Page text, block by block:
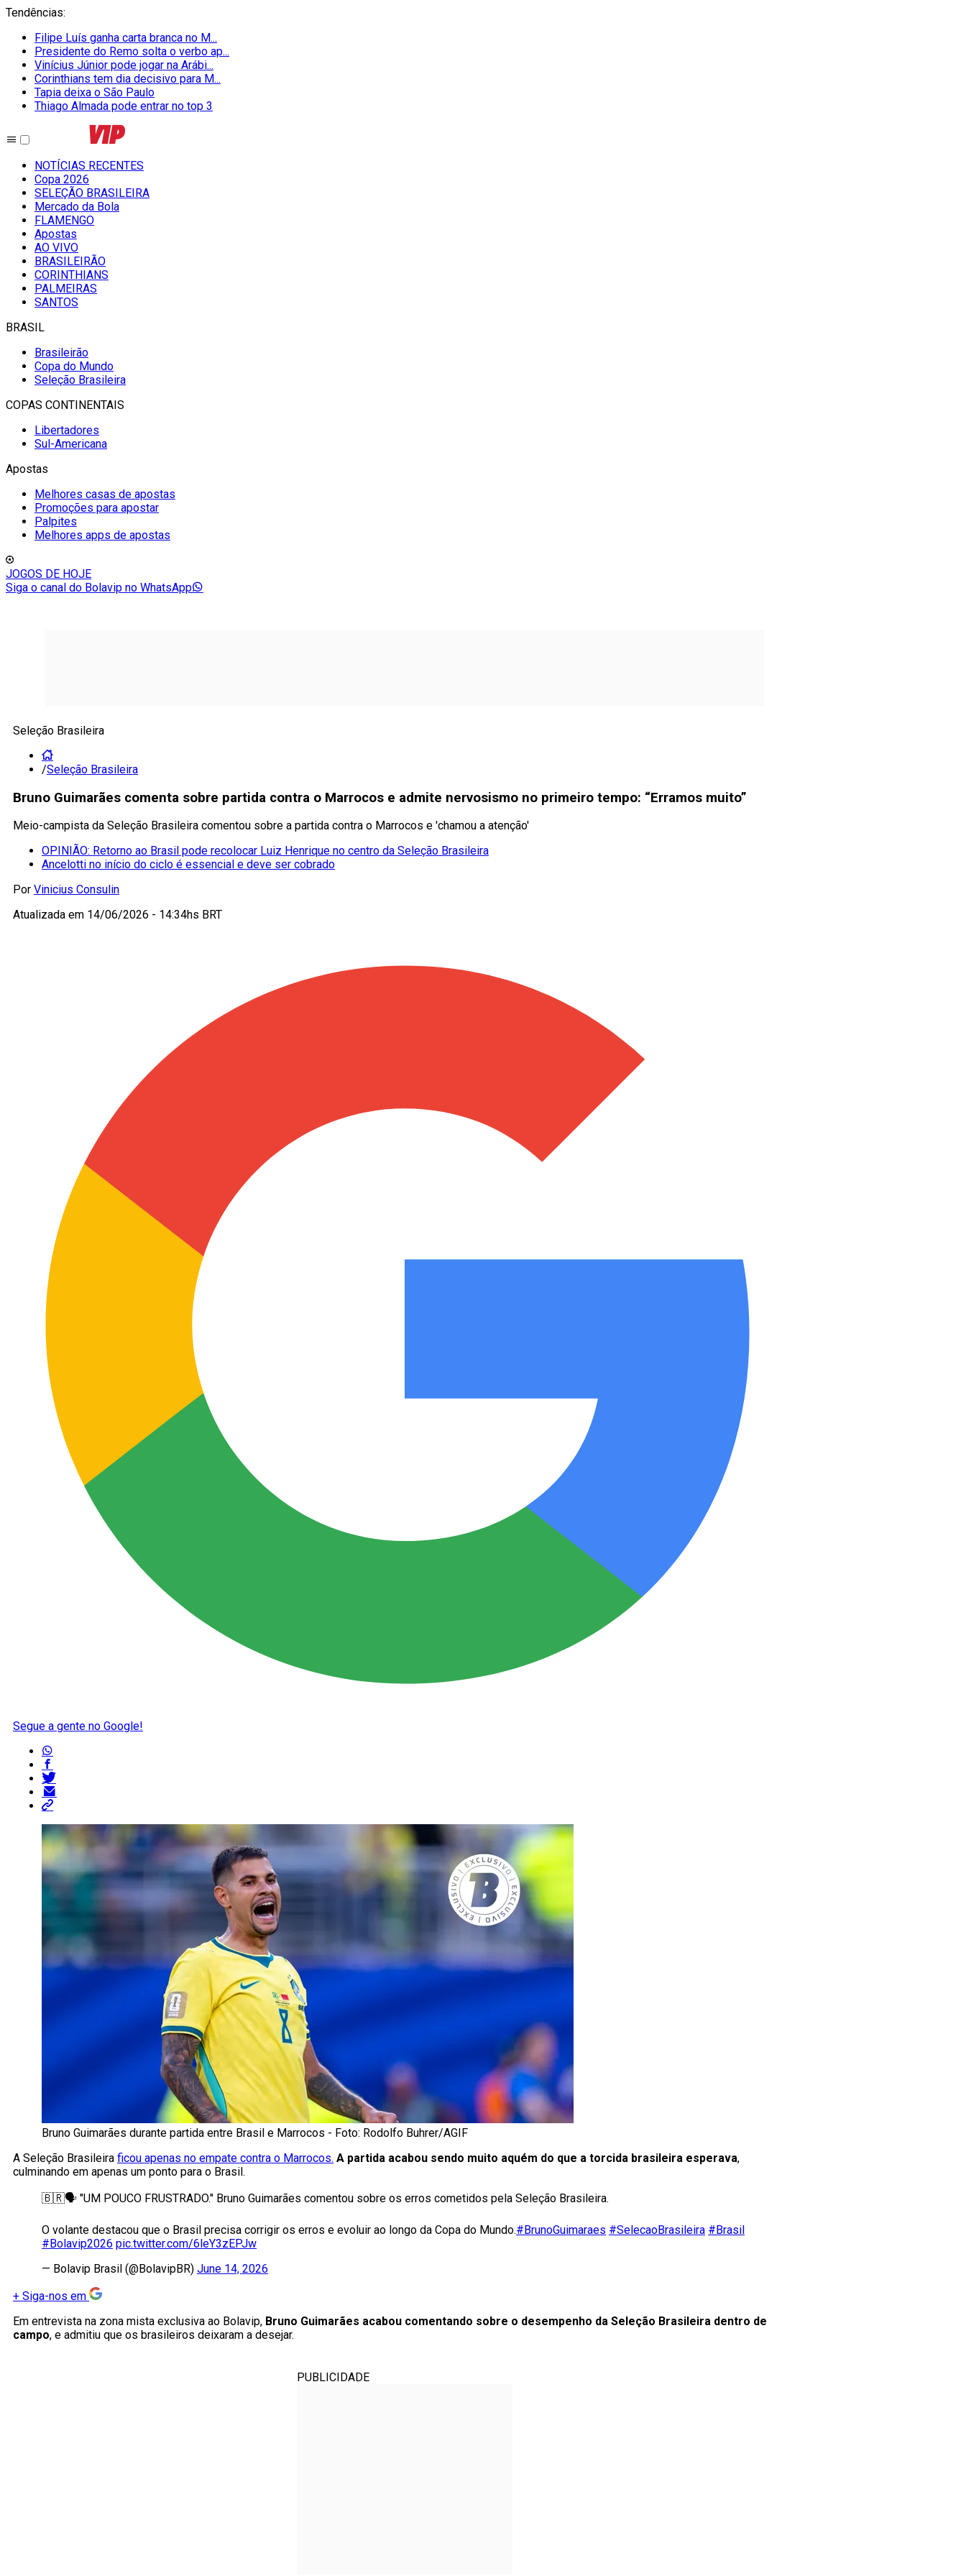
Tendências:
Filipe Luís ganha carta branca no M...
Presidente do Remo solta o verbo ap...
Vinícius Júnior pode jogar na Arábi...
Corinthians tem dia decisivo para M...
Tapia deixa o São Paulo
Thiago Almada pode entrar no top 3
NOTÍCIAS RECENTES
Copa 2026
SELEÇÃO BRASILEIRA
Mercado da Bola
FLAMENGO
Apostas
AO VIVO
BRASILEIRÃO
CORINTHIANS
PALMEIRAS
SANTOS
BRASIL
Brasileirão
Copa do Mundo
Seleção Brasileira
COPAS CONTINENTAIS
Libertadores
Sul-Americana
Apostas
Melhores casas de apostas
Promoções para apostar
Palpites
Melhores apps de apostas
JOGOS DE HOJE
Siga o canal do Bolavip no WhatsApp
Seleção Brasileira
/Seleção Brasileira
Bruno Guimarães comenta sobre partida contra o Marrocos e admite nervosismo no primeiro tempo: “Erramos muito”
Meio-campista da Seleção Brasileira comentou sobre a partida contra o Marrocos e 'chamou a atenção'
OPINIÃO: Retorno ao Brasil pode recolocar Luiz Henrique no centro da Seleção Brasileira
Ancelotti no início do ciclo é essencial e deve ser cobrado
Por Vinicius Consulin
Atualizada em 14/06/2026 - 14:34hs BRT
Segue a gente no Google!
Bruno Guimarães durante partida entre Brasil e Marrocos - Foto: Rodolfo Buhrer/AGIF
A Seleção Brasileira ficou apenas no empate contra o Marrocos. A partida acabou sendo muito aquém do que a torcida brasileira esperava,
culminando em apenas um ponto para o Brasil.
🇧🇷🗣️ "UM POUCO FRUSTRADO." Bruno Guimarães comentou sobre os erros cometidos pela Seleção Brasileira.
O volante destacou que o Brasil precisa corrigir os erros e evoluir ao longo da Copa do Mundo.#BrunoGuimaraes #SelecaoBrasileira #Brasil
#Bolavip2026 pic.twitter.com/6leY3zEPJw
— Bolavip Brasil (@BolavipBR) June 14, 2026
+ Siga-nos em
Em entrevista na zona mista exclusiva ao Bolavip, Bruno Guimarães acabou comentando sobre o desempenho da Seleção Brasileira dentro de
campo, e admitiu que os brasileiros deixaram a desejar.
PUBLICIDADE